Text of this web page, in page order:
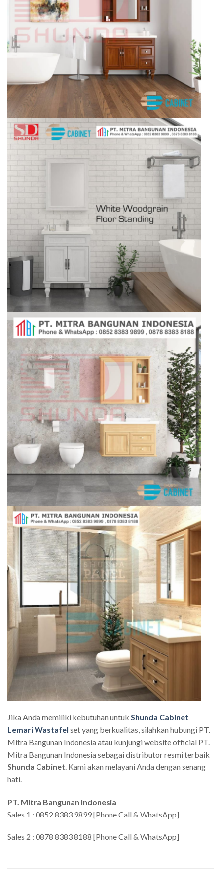
Jika Anda memiliki kebutuhan untuk Shunda Cabinet
Lemari Wastafel set yang berkualitas, silahkan hubungi PT.
Mitra Bangunan Indonesia atau kunjungi website official PT.
Mitra Bangunan Indonesia sebagai distributor resmi terbaik
Shunda Cabinet . Kami akan melayani Anda dengan senang
hati.
PT. Mitra Bangunan Indonesia
Sales 1 : 0852 8383 9899 [Phone Call & WhatsApp]
Sales 2 : 0878 8383 8188 [Phone Call & WhatsApp]